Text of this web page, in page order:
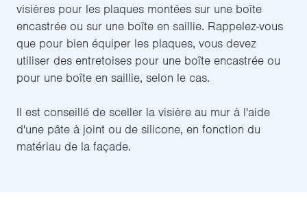
visières pour les plaques montées sur une boîte
encastrée ou sur une boîte en saillie. Rappelez-vous
que pour bien équiper les plaques, vous devez
utiliser des entretoises pour une boîte encastrée ou
pour une boîte en saillie, selon le cas.
Il est conseillé de sceller la visière au mur à l'aide
d'une pâte à joint ou de silicone, en fonction du
matériau de la façade.